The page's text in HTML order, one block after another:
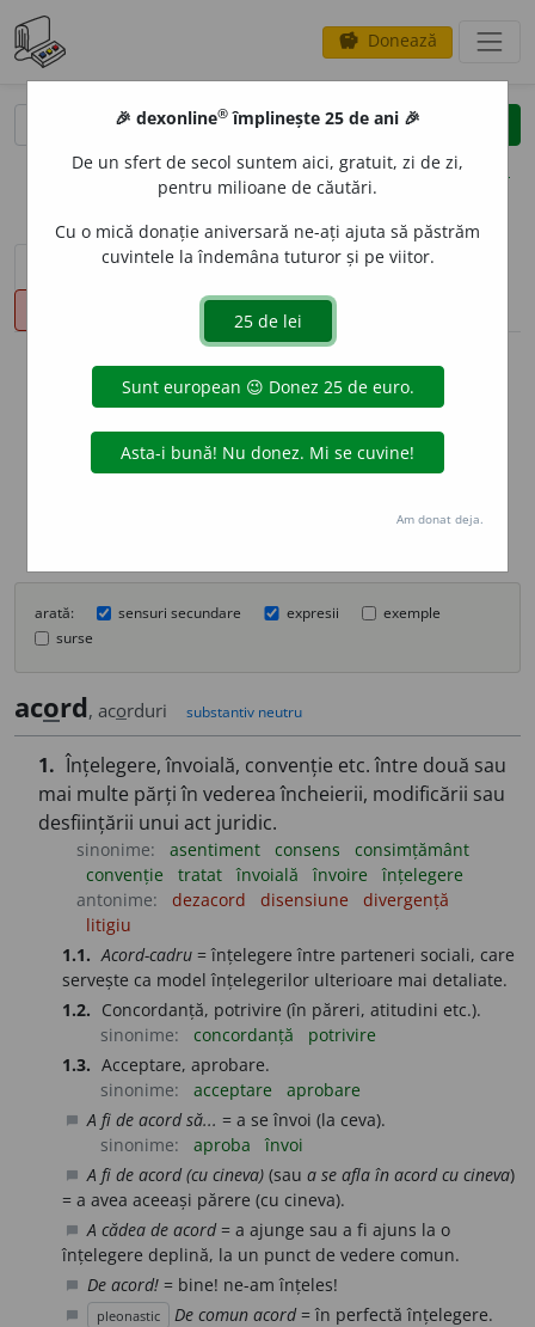
savings Donează
clear
opțiuni
sinteza definițiilor (1) definiții (26)
declinări
info
Aceste definiții sunt compilate de
echipa dexonline. Definițiile
originale se află pe filadefiniții.
Puteți reordona filele pe pagina de
arată: sensuri secundare expresii
exemple
surse
acord, acorduri substantiv neutru
1. Înțelegere, învoială, convenție etc. între două sau
mai multe părți în vederea încheierii, modificării sau
desființării unui act juridic.
sinonime: asentiment consens
consimțământ
convenție
tratat învoială învoire
înțelegere
antonime:
dezacord disensiune
divergență
litigiu
1.1. Acord-cadru = înțelegere între parteneri sociali, care
servește ca model înțelegerilor ulterioare mai detaliate.
1.2. Concordanță, potrivire (în păreri, atitudini etc.).
sinonime:
concordanță
potrivire
1.3. Acceptare, aprobare.
sinonime:
acceptare aprobare
chat_bubble A fi de acord să... = a se învoi (la ceva).
sinonime:
aproba învoi
chat_bubble A fi de acord (cu cineva) (saua se afla în acord cu cineva)
= a avea aceeași părere (cu cineva).
chat_bubble A cădea de acord= a ajunge sau a fi ajuns la o
înțelegere deplină, la un punct de vedere comun.
chat_bubble De acord! = bine! ne-am înțeles!
chat_bubble pleonastic De comun acord= în perfectă înțelegere.
🎉 dexonline® împlinește 25 de ani 🎉
De un sfert de secol suntem aici, gratuit, zi de zi,
pentru milioane de căutări.
Cu o mică donație aniversară ne-ați ajuta să păstrăm
cuvintele la îndemâna tuturor și pe viitor.
Am donat deja.